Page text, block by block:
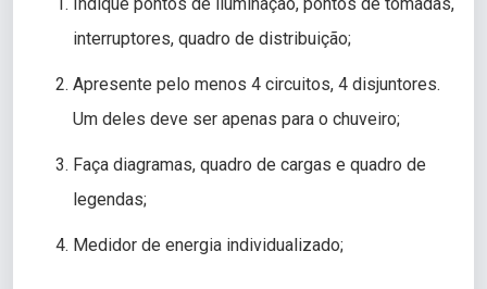
Indique pontos de iluminação, pontos de tomadas,
interruptores, quadro de distribuição;
Apresente pelo menos 4 circuitos, 4 disjuntores.
Um deles deve ser apenas para o chuveiro;
Faça diagramas, quadro de cargas e quadro de
legendas;
Medidor de energia individualizado;